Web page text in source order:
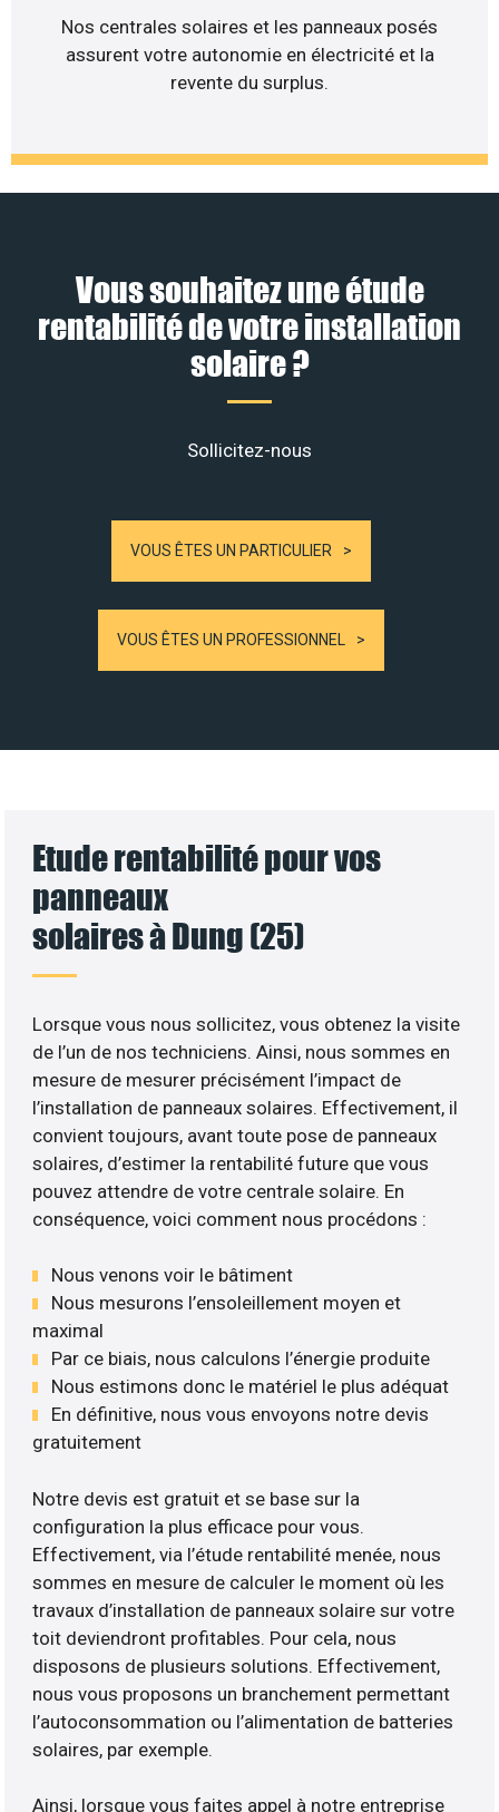
Nos centrales solaires et les panneaux posés
assurent votre autonomie en électricité et la
revente du surplus.
Vous souhaitez une étude
rentabilité de votre installation
solaire ?
Sollicitez-nous
VOUS ÊTES UN PARTICULIER
VOUS ÊTES UN PROFESSIONNEL
Etude rentabilité pour vos
panneaux
solaires à Dung (25)
Lorsque vous nous sollicitez, vous obtenez la visite
de l’un de nos techniciens. Ainsi, nous sommes en
mesure de mesurer précisément l’impact de
l’installation de panneaux solaires. Effectivement, il
convient toujours, avant toute pose de panneaux
solaires, d’estimer la rentabilité future que vous
pouvez attendre de votre centrale solaire. En
conséquence, voici comment nous procédons :
Nous venons voir le bâtiment
Nous mesurons l’ensoleillement moyen et
maximal
Par ce biais, nous calculons l’énergie produite
Nous estimons donc le matériel le plus adéquat
En définitive, nous vous envoyons notre devis
gratuitement
Notre devis est gratuit et se base sur la
configuration la plus efficace pour vous.
Effectivement, via l’étude rentabilité menée, nous
sommes en mesure de calculer le moment où les
travaux d’installation de panneaux solaire sur votre
toit deviendront profitables. Pour cela, nous
disposons de plusieurs solutions. Effectivement,
nous vous proposons un branchement permettant
l’autoconsommation ou l’alimentation de batteries
solaires, par exemple.
Ainsi, lorsque vous faites appel à notre entreprise